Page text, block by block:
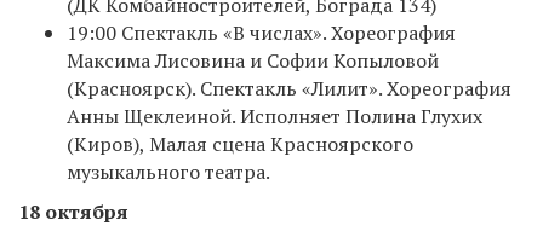
19:00 Спектакль «В числах». Хореография
Максима Лисовина и Софии Копыловой
(Красноярск). Спектакль «Лилит». Хореография
Анны Щеклеиной. Исполняет Полина Глухих
(Киров), Малая сцена Красноярского
музыкального театра.
18 октября